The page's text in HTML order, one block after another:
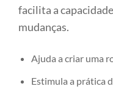
facilita a
mudanças.
Ajuda a criar uma
Estimula a prática